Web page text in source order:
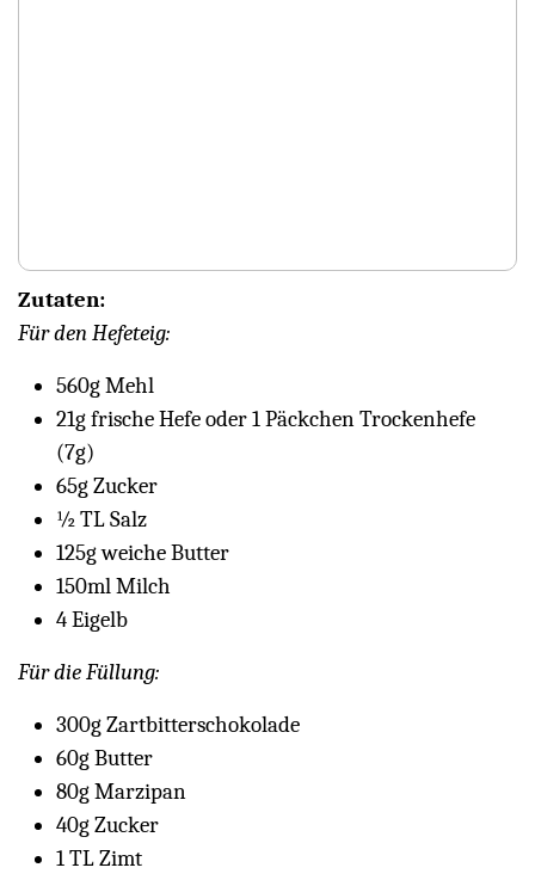
Zutaten:
Für den Hefeteig:
560g Mehl
21g frische Hefe oder 1 Päckchen Trockenhefe
(7g)
65g Zucker
½ TL Salz
125g weiche Butter
150ml Milch
4 Eigelb
Für die Füllung:
300g Zartbitterschokolade
60g Butter
80g Marzipan
40g Zucker
1 TL Zimt